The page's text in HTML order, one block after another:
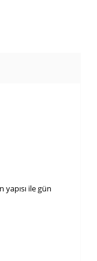
yapısı ile gün